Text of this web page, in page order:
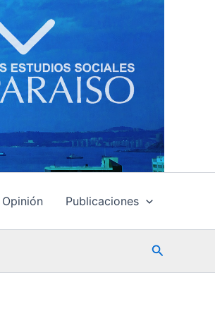
Opinión Publicaciones
Buscar